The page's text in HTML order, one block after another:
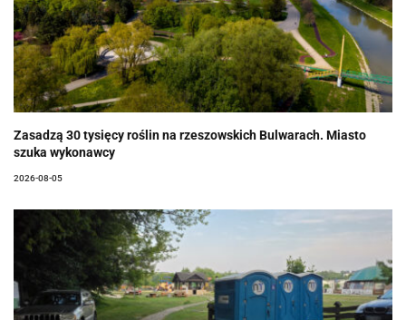
Zasadzą 30 tysięcy roślin na rzeszowskich Bulwarach. Miasto
szuka wykonawcy
2026-08-05